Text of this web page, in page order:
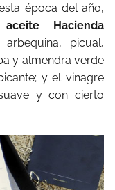
época del año,
aceite Hacienda
picual,
y almendra verde
y el vinagre
y con cierto